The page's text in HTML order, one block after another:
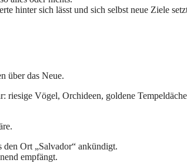
hinter sich lässt und sich selbst neue Ziele
über das Neue.
Vögel, Orchideen, goldene
Ort „Salvador“ ankündigt.
empfängt.